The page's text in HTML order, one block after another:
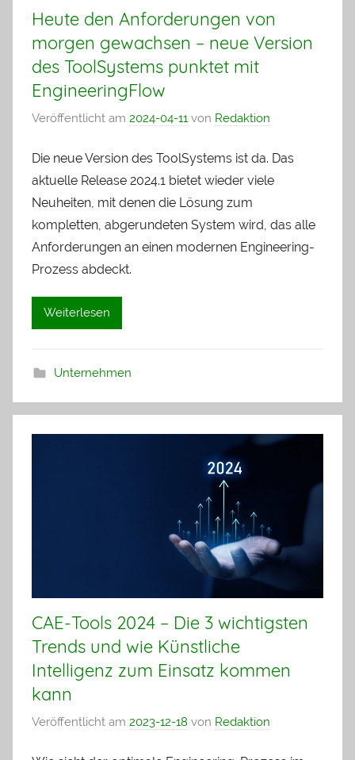
Heute den Anforderungen von
morgen gewachsen – neue Version
des ToolSystems punktet mit
EngineeringFlow
Veröffentlicht am 2024-04-11 von Redaktion
Die neue Version des ToolSystems ist da. Das
aktuelle Release 2024.1 bietet wieder viele
Neuheiten, mit denen die Lösung zum
kompletten, abgerundeten System wird, das alle
Anforderungen an einen modernen Engineering-
Prozess abdeckt.
Weiterlesen
Unternehmen
CAE-Tools 2024 – Die 3 wichtigsten
Trends und wie Künstliche
Intelligenz zum Einsatz kommen
kann
Veröffentlicht am 2023-12-18 von Redaktion